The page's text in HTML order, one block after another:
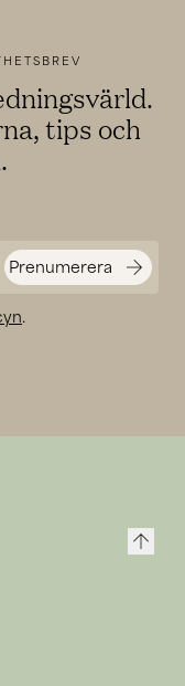
tips och
.
Prenumerera arrow_forward
arrow_upward